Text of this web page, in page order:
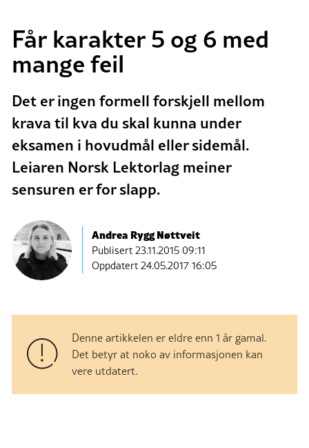
Får karakter 5 og 6 med
mange feil
Det er ingen formell forskjell mellom
krava til kva du skal kunna under
eksamen i hovudmål eller sidemål.
Leiaren Norsk Lektorlag meiner
sensuren er for slapp.
Andrea Rygg Nøttveit
Publisert23.11.2015 09:11
Oppdatert 24.05.2017 16:05
Denne artikkelen er eldre enn 1 år gamal.
Det betyr at noko av informasjonen kan
vere utdatert.